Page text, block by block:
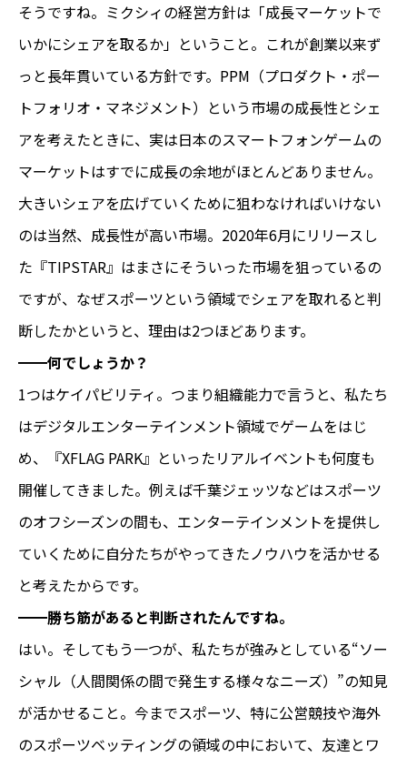
そうですね。ミクシィの経営方針は「成長マーケットで
いかにシェアを取るか」ということ。これが創業以来ず
っと長年貫いている方針です。PPM（プロダクト・ポー
トフォリオ・マネジメント）という市場の成長性とシェ
アを考えたときに、実は日本のスマートフォンゲームの
マーケットはすでに成長の余地がほとんどありません。
大きいシェアを広げていくために狙わなければいけない
のは当然、成長性が高い市場。2020年6月にリリースし
た『TIPSTAR』はまさにそういった市場を狙っているの
ですが、なぜスポーツという領域でシェアを取れると判
断したかというと、理由は2つほどあります。
━━何でしょうか？
1つはケイパビリティ。つまり組織能力で言うと、私たち
はデジタルエンターテインメント領域でゲームをはじ
め、『XFLAG PARK』といったリアルイベントも何度も
開催してきました。例えば千葉ジェッツなどはスポーツ
のオフシーズンの間も、エンターテインメントを提供し
ていくために自分たちがやってきたノウハウを活かせる
と考えたからです。
━━勝ち筋があると判断されたんですね。
はい。そしてもう一つが、私たちが強みとしている“ソー
シャル（人間関係の間で発生する様々なニーズ）”の知見
が活かせること。今までスポーツ、特に公営競技や海外
のスポーツベッティングの領域の中において、友達とワ